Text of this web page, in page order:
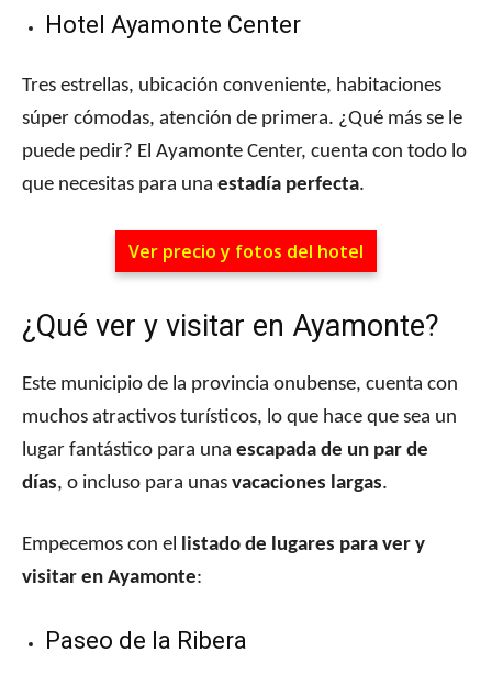
Hotel Ayamonte Center
Tres estrellas, ubicación conveniente, habitaciones
súper cómodas, atención de primera. ¿Qué más se le
puede pedir? El Ayamonte Center, cuenta con todo lo
que necesitas para una estadía perfecta.
Ver precio y fotos del hotel
¿Qué ver y visitar en Ayamonte?
Este municipio de la provincia onubense, cuenta con
muchos atractivos turísticos, lo que hace que sea un
lugar fantástico para una escapada de un par de
días, o incluso para unas vacaciones largas.
Empecemos con el listado de lugares para ver y
visitar en Ayamonte:
Paseo de la Ribera